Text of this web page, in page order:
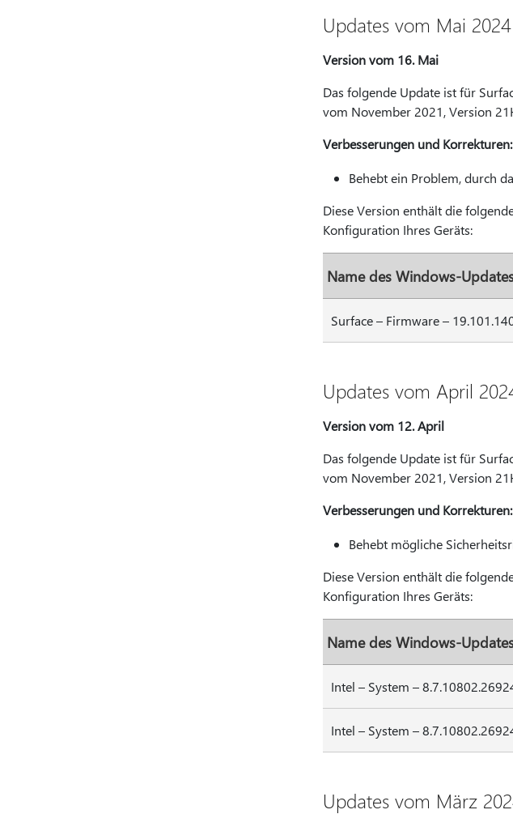
Updates vom Mai 2024
Version vom 16. Mai
Das folgende Update ist für
vom November 2021, Version
Verbesserungen und Korrekturen:
Behebt ein Problem, durch
Diese Version enthält die
Konfiguration Ihres Geräts:
Name des Windows-
Surface – Firmware –
Updates vom April
Version vom 12. April
Das folgende Update ist für
vom November 2021, Version
Verbesserungen und Korrekturen:
Behebt mögliche
Diese Version enthält die
Konfiguration Ihres Geräts:
Name des Windows-
Intel – System –
Intel – System –
Updates vom März